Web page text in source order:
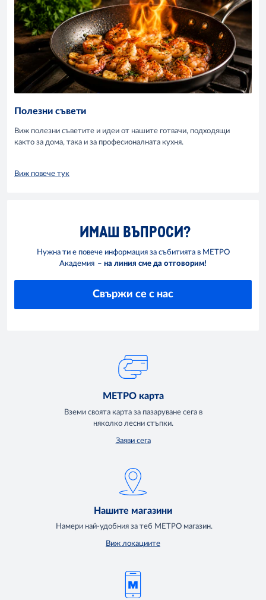
Полезни съвети
Виж полезни съветите и идеи от нашите готвачи, подходящи
както за дома, така и за професионалната кухня.
Виж повече тук
ИМАШ ВЪПРОСИ?
Нужна ти е повече информация за събитията в МЕТРО
Академия – на линия сме да отговорим!
Свържи се с нас
МЕТРО карта
Вземи своята карта за пазаруване сега в
няколко лесни стъпки.
Заяви сега
Нашите магазини
Намери най-удобния за теб МЕТРО магазин.
Виж локациите